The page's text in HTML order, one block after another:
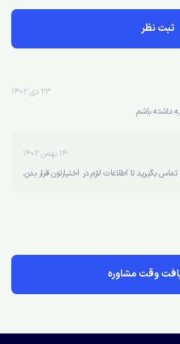
ثبت نظر
23 دی 1402
داشته باشم
14 بهمن 1402
تماس بگیرید تا اطلاعات لازم در اختیارتون قرار بدن.
وقت مشاوره